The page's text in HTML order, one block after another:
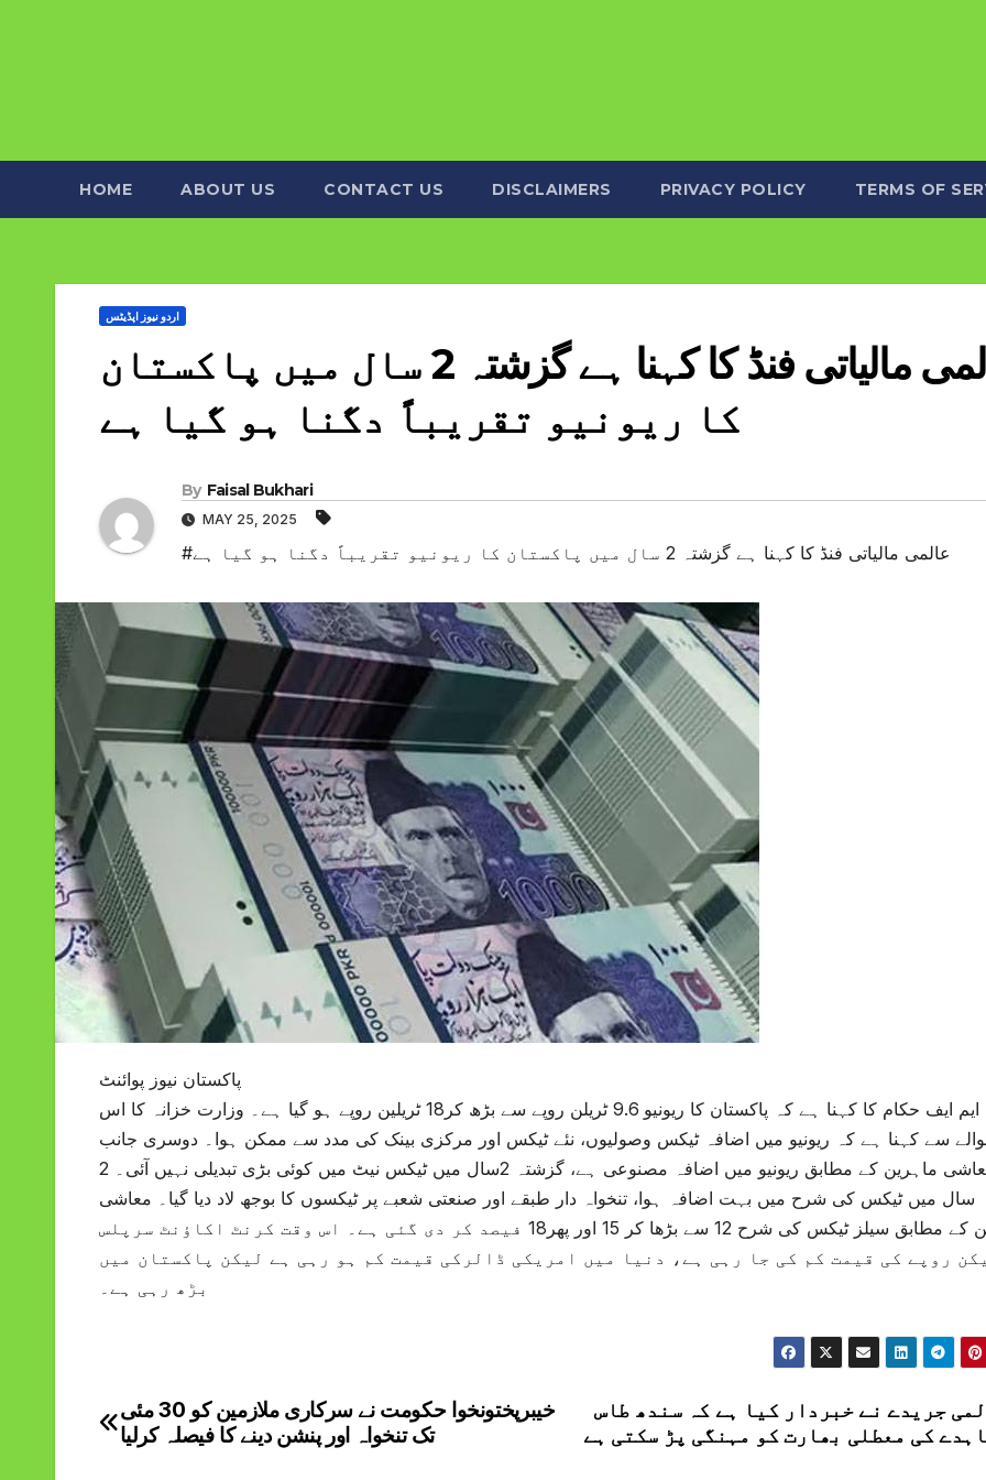
HOME ABOUT US CONTACT US DISCLAIMERS PRIVACY POLICY TERMS OF
اردو نیوز اپڈیٹس
عالمی مالیاتی فنڈ کا کہنا ہے گزشتہ 2 سال میں پاکستان
کا ریونیو تقریباً دگنا ہو گیا ہے
By Faisal Bukhari
MAY 25, 2025
#عالمی مالیاتی فنڈ کا کہنا ہے گزشتہ 2 سال میں پاکستان کا ریونیو تقریباً دگنا ہو گیا ہے
پاکستان نیوز پوائنٹ
آئی ایم ایف حکام کا کہنا ہے کہ پاکستان کا ریونیو 9.6 ٹریلن روپے سے بڑھ کر18 ٹریلین روپے ہو گیا ہے۔ وزارت خزانہ کا اس
سے کہنا ہے کہ ریونیو میں اضافہ ٹیکس وصولیوں، نئے ٹیکس اور مرکزی بینک کی مدد سے ممکن ہوا۔ دوسری جانب
معاشی ماہرین کے مطابق ریونیو میں اضافہ مصنوعی ہے، گزشتہ 2سال میں ٹیکس نیٹ میں کوئی بڑی تبدیلی نہیں آئی۔ 2
سال میں ٹیکس کی شرح میں بہت اضافہ ہوا، تنخواہ دار طبقے اور صنعتی شعبے پر ٹیکسوں کا بوجھ لاد دیا گیا۔ معاشی
ماہرین کے مطابق سیلز ٹیکس کی شرح 12 سے بڑھا کر 15 اور پھر18 فیصد کر دی گئی ہے۔ اس وقت کرنٹ اکاؤنٹ سرپلس
روپے کی قیمت کم کی جا رہی ہے، دنیا میں امریکی ڈالرکی قیمت کم ہو رہی ہے لیکن پاکستان میں
بڑھ رہی ہے۔
Post
جریدے نے خبردار کیا ہے کہ سندھ طاس
کی معطلی بھارت کو مہنگی پڑ سکتی ہے
خیبرپختونخوا حکومت نے سرکاری ملازمین کو 30 مئی
تک تنخواہ اور پنشن دینے کا فیصلہ کرلیا